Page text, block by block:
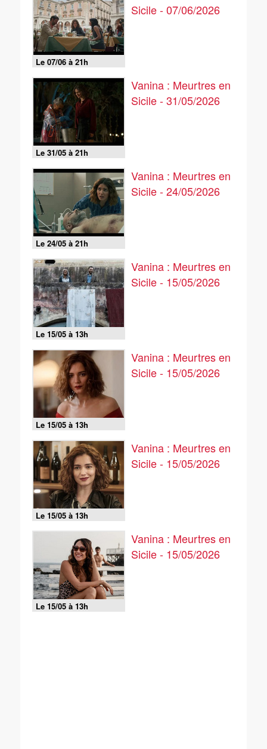
Le 07/06 à 21h
Sicile - 07/06/2026
Le 31/05 à 21h
Vanina : Meurtres en
Sicile - 31/05/2026
Le 24/05 à 21h
Vanina : Meurtres en
Sicile - 24/05/2026
Le 15/05 à 13h
Vanina : Meurtres en
Sicile - 15/05/2026
Le 15/05 à 13h
Vanina : Meurtres en
Sicile - 15/05/2026
Le 15/05 à 13h
Vanina : Meurtres en
Sicile - 15/05/2026
Le 15/05 à 13h
Vanina : Meurtres en
Sicile - 15/05/2026